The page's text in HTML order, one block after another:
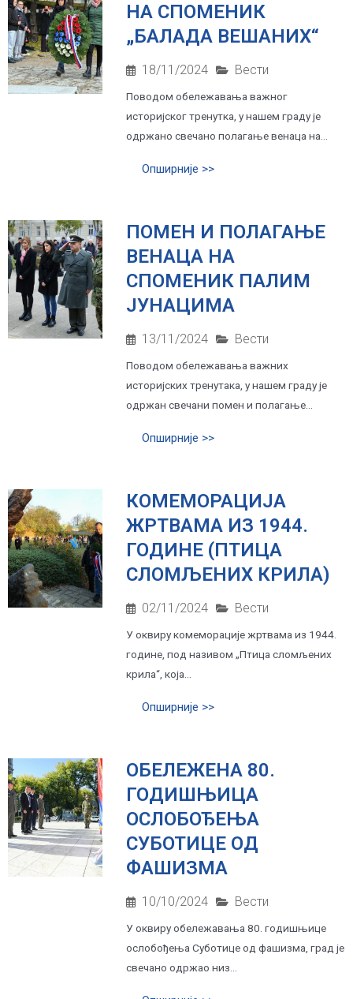
НА СПОМЕНИК
„БАЛАДA ВЕШАНИХ“
18/11/2024 Вести
Поводом обележавања важног
историјског тренутка, у нашем граду је
одржано свечано полагање венаца на...
Опширније >>
ПОМЕН И ПОЛАГАЊЕ
ВЕНАЦА НА
СПОМЕНИК ПАЛИМ
ЈУНАЦИМА
13/11/2024 Вести
Поводом обележавања важних
историјских тренутака, у нашем граду је
одржан свечани помен и полагање...
Опширније >>
КОМЕМОРАЦИЈА
ЖРТВАМА ИЗ 1944.
ГОДИНЕ (ПТИЦА
СЛОМЉЕНИХ КРИЛА)
02/11/2024 Вести
У оквиру комеморације жртвама из 1944.
године, под називом „Птица сломљених
крила“, која...
Опширније >>
ОБЕЛЕЖЕНА 80.
ГОДИШЊИЦА
ОСЛОБОЂЕЊА
СУБОТИЦЕ ОД
ФАШИЗМА
10/10/2024 Вести
У оквиру обележавања 80. годишњице
ослобођења Суботице од фашизма, град је
свечано одржао низ...